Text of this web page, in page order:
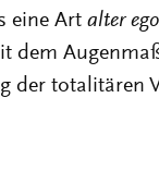
eine Art alter ego
dem
der totalitären